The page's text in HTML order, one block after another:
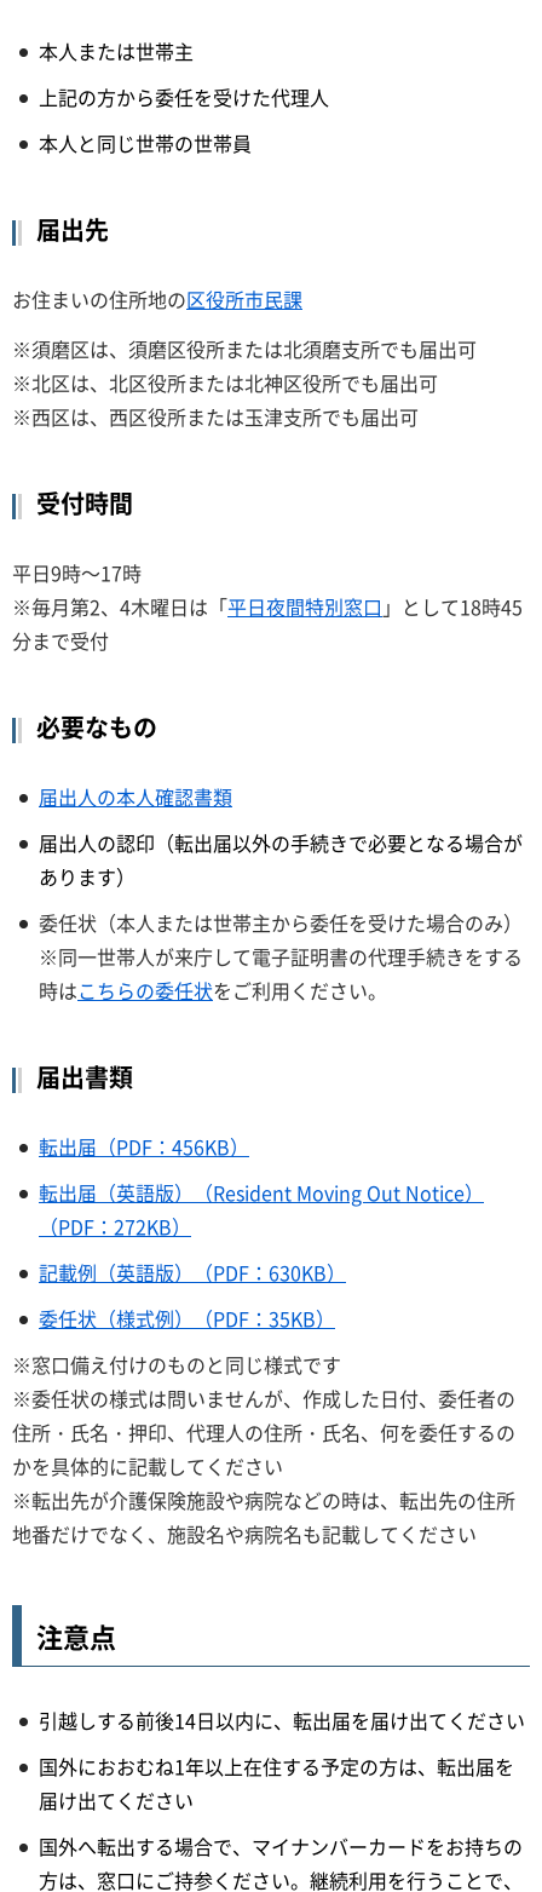
本人または世帯主
上記の方から委任を受けた代理人
本人と同じ世帯の世帯員
届出先
お住まいの住所地の区役所市民課
※須磨区は、須磨区役所または北須磨支所でも届出可
※北区は、北区役所または北神区役所でも届出可
※西区は、西区役所または玉津支所でも届出可
受付時間
平日9時～17時
※毎月第2、4木曜日は「平日夜間特別窓口 」として18時45
分まで受付
必要なもの
届出人の本人確認書類
届出人の認印（転出届以外の手続きで必要となる場合が
あります）
委任状（本人または世帯主から委任を受けた場合のみ）
※同一世帯人が来庁して電子証明書の代理手続きをする
時はこちらの委任状をご利用ください。
届出書類
転出届（PDF：456KB）
転出届（英語版）（Resident Moving Out Notice）
（PDF：272KB）
記載例（英語版）（PDF：630KB）
委任状（様式例）（PDF：35KB）
※窓口備え付けのものと同じ様式です
※委任状の様式は問いませんが、作成した日付、委任者の
住所・氏名・押印、代理人の住所・氏名、何を委任するの
かを具体的に記載してください
※転出先が介護保険施設や病院などの時は、転出先の住所
地番だけでなく、施設名や病院名も記載してください
注意点
引越しする前後14日以内に、転出届を届け出てください
国外におおむね1年以上在住する予定の方は、転出届を
届け出てください
国外へ転出する場合で、マイナンバーカードをお持ちの
方は、窓口にご持参ください。継続利用を行うことで、